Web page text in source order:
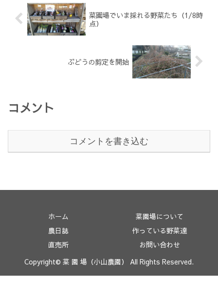
菜園場でいま採れる野菜たち（1/8時
点）
ぶどうの剪定を開始
コメント
コメントを書き込む
ホーム
菜園場について
農日誌
作っている野菜達
直売所
お問い合わせ
Copyright© 菜 園 場（小山農園） All Rights Reserved.